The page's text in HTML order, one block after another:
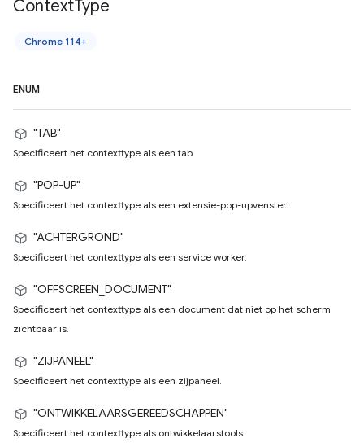
ContextType
Chrome 114+
ENUM
"TAB"
Specificeert het contexttype als een tab.
"POP-UP"
Specificeert het contexttype als een extensie-pop-upvenster.
"ACHTERGROND"
Specificeert het contexttype als een service worker.
"OFFSCREEN_DOCUMENT"
Specificeert het contexttype als een document dat niet op het scherm
zichtbaar is.
"ZIJPANEEL"
Specificeert het contexttype als een zijpaneel.
"ONTWIKKELAARSGEREEDSCHAPPEN"
Specificeert het contexttype als ontwikkelaarstools.